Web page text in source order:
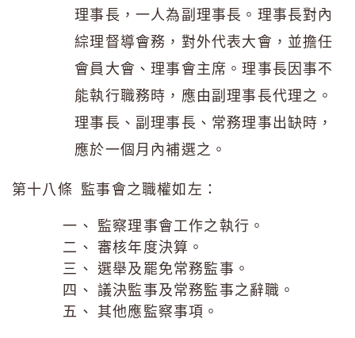
理事長，一人為副理事長。理事長對內
綜理督導會務，對外代表大會，並擔任
會員大會、理事會主席。理事長因事不
能執行職務時，應由副理事長代理之。
理事長、副理事長、常務理事出缺時，
應於一個月內補選之。
第十八條 監事會之職權如左：
監察理事會工作之執行。
審核年度決算。
選舉及罷免常務監事。
議決監事及常務監事之辭職。
其他應監察事項。